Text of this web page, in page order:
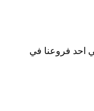
احد فروعنا في